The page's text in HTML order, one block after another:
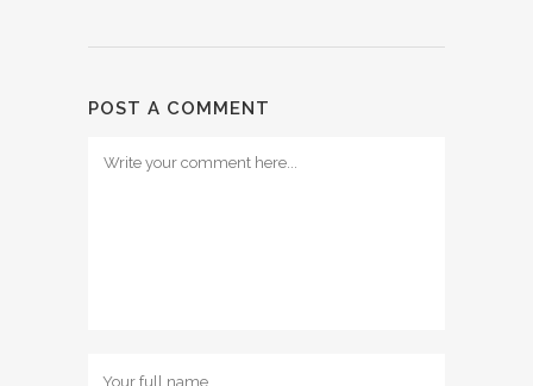
POST A COMMENT